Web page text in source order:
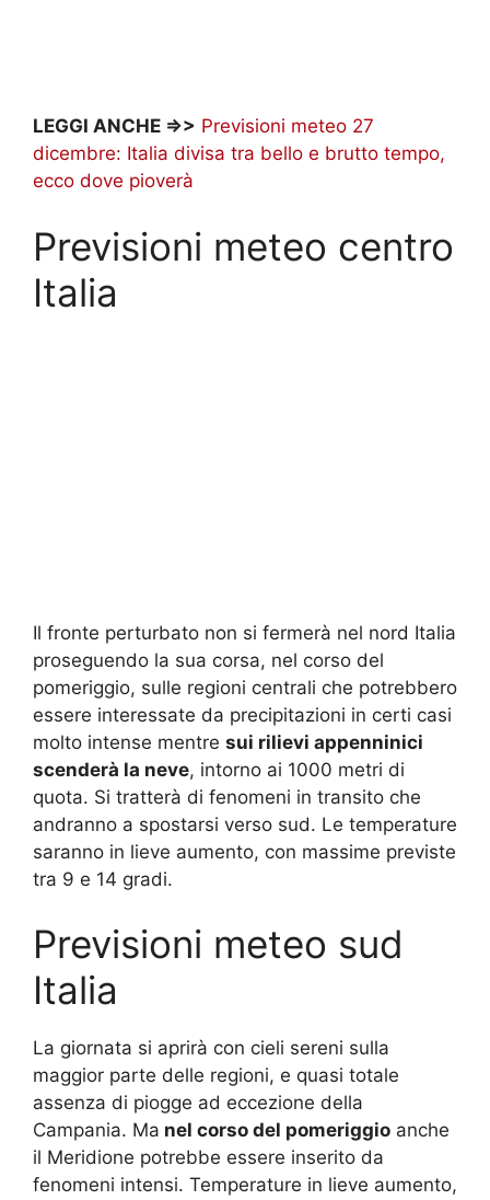
LEGGI ANCHE =>> Previsioni meteo 27
dicembre: Italia divisa tra bello e brutto tempo,
ecco dove pioverà
Previsioni meteo centro
Italia
Il fronte perturbato non si fermerà nel nord Italia
proseguendo la sua corsa, nel corso del
pomeriggio, sulle regioni centrali che potrebbero
essere interessate da precipitazioni in certi casi
molto intense mentre sui rilievi appenninici
scenderà la neve, intorno ai 1000 metri di
quota. Si tratterà di fenomeni in transito che
andranno a spostarsi verso sud. Le temperature
saranno in lieve aumento, con massime previste
tra 9 e 14 gradi.
Previsioni meteo sud
Italia
La giornata si aprirà con cieli sereni sulla
maggior parte delle regioni, e quasi totale
assenza di piogge ad eccezione della
Campania. Ma nel corso del pomeriggio anche
il Meridione potrebbe essere inserito da
fenomeni intensi. Temperature in lieve aumento,